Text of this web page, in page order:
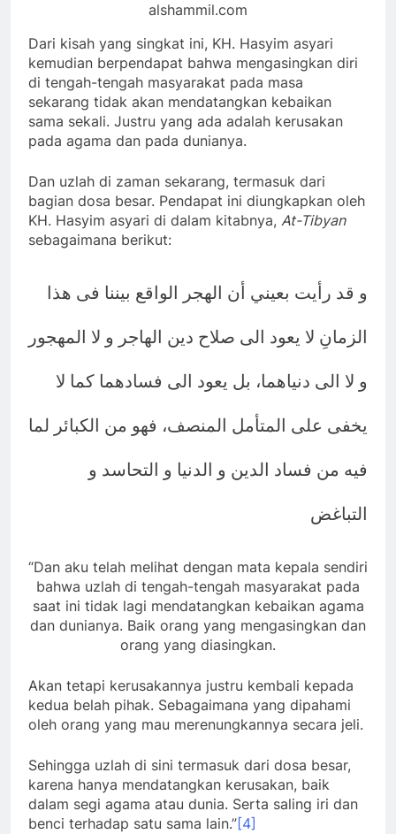
alshammil.com
Dari kisah yang singkat ini, KH. Hasyim asyari
kemudian berpendapat bahwa mengasingkan diri
di tengah-tengah masyarakat pada masa
sekarang tidak akan mendatangkan kebaikan
sama sekali. Justru yang ada adalah kerusakan
pada agama dan pada dunianya.
Dan uzlah di zaman sekarang, termasuk dari
bagian dosa besar. Pendapat ini diungkapkan oleh
KH. Hasyim asyari di dalam kitabnya, At-Tibyan
sebagaimana berikut:
و قد رأيت بعيني أن الهجر الواقع بيننا فى هذا
الزمانِ لا يعود الى صلاح دين الهاجر و لا المهجور
و لا الى دنياهما، بل يعود الى فسادهما كما لا
يخفى على المتأمل المنصف، فهو من الكبائر لما
فيه من فساد الدين و الدنيا و التحاسد و
التباغض
“Dan aku telah melihat dengan mata kepala sendiri
bahwa uzlah di tengah-tengah masyarakat pada
saat ini tidak lagi mendatangkan kebaikan agama
dan dunianya. Baik orang yang mengasingkan dan
orang yang diasingkan.
Akan tetapi kerusakannya justru kembali kepada
kedua belah pihak. Sebagaimana yang dipahami
oleh orang yang mau merenungkannya secara jeli.
Sehingga uzlah di sini termasuk dari dosa besar,
karena hanya mendatangkan kerusakan, baik
dalam segi agama atau dunia. Serta saling iri dan
benci terhadap satu sama lain.”[4]